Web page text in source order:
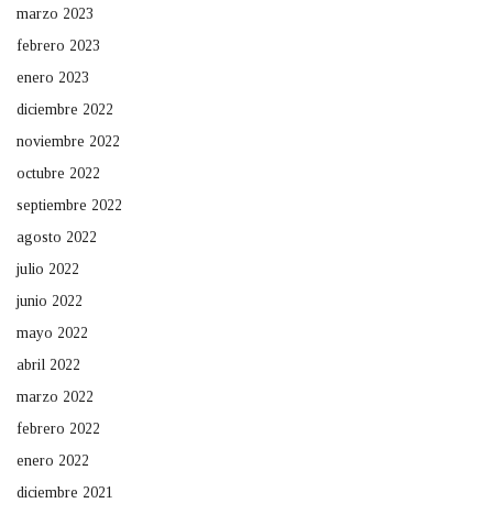
marzo 2023
febrero 2023
enero 2023
diciembre 2022
noviembre 2022
octubre 2022
septiembre 2022
agosto 2022
julio 2022
junio 2022
mayo 2022
abril 2022
marzo 2022
febrero 2022
enero 2022
diciembre 2021